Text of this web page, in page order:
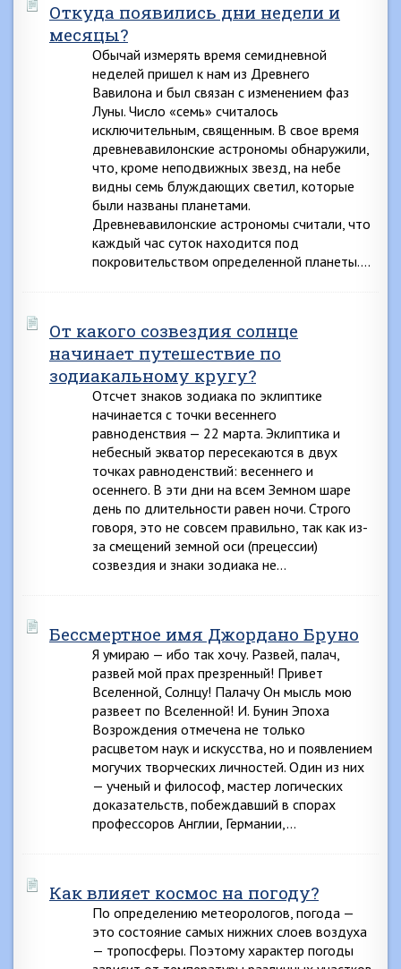
Откуда появились дни недели и
месяцы?
Обычай измерять время семидневной
неделей пришел к нам из Древнего
Вавилона и был связан с изменением фаз
Луны. Число «семь» считалось
исключительным, священным. В свое время
древневавилонские астрономы обнаружили,
что, кроме неподвижных звезд, на небе
видны семь блуждающих светил, которые
были названы планетами.
Древневавилонские астрономы считали, что
каждый час суток находится под
покровительством определенной планеты….
От какого созвездия солнце
начинает путешествие по
зодиакальному кругу?
Отсчет знаков зодиака по эклиптике
начинается с точки весеннего
равноденствия — 22 марта. Эклиптика и
небесный экватор пересекаются в двух
точках равноденствий: весеннего и
осеннего. В эти дни на всем Земном шаре
день по длительности равен ночи. Строго
говоря, это не совсем правильно, так как из-
за смещений земной оси (прецессии)
созвездия и знаки зодиака не…
Бессмертное имя Джордано Бруно
Я умираю — ибо так хочу. Развей, палач,
развей мой прах презренный! Привет
Вселенной, Солнцу! Палачу Он мысль мою
развеет по Вселенной! И. Бунин Эпоха
Возрождения отмечена не только
расцветом наук и искусства, но и появлением
могучих творческих личностей. Один из них
— ученый и философ, мастер логических
доказательств, побеждавший в спорах
профессоров Англии, Германии,…
Как влияет космос на погоду?
По определению метеорологов, погода —
это состояние самых нижних слоев воздуха
— тропосферы. Поэтому характер погоды